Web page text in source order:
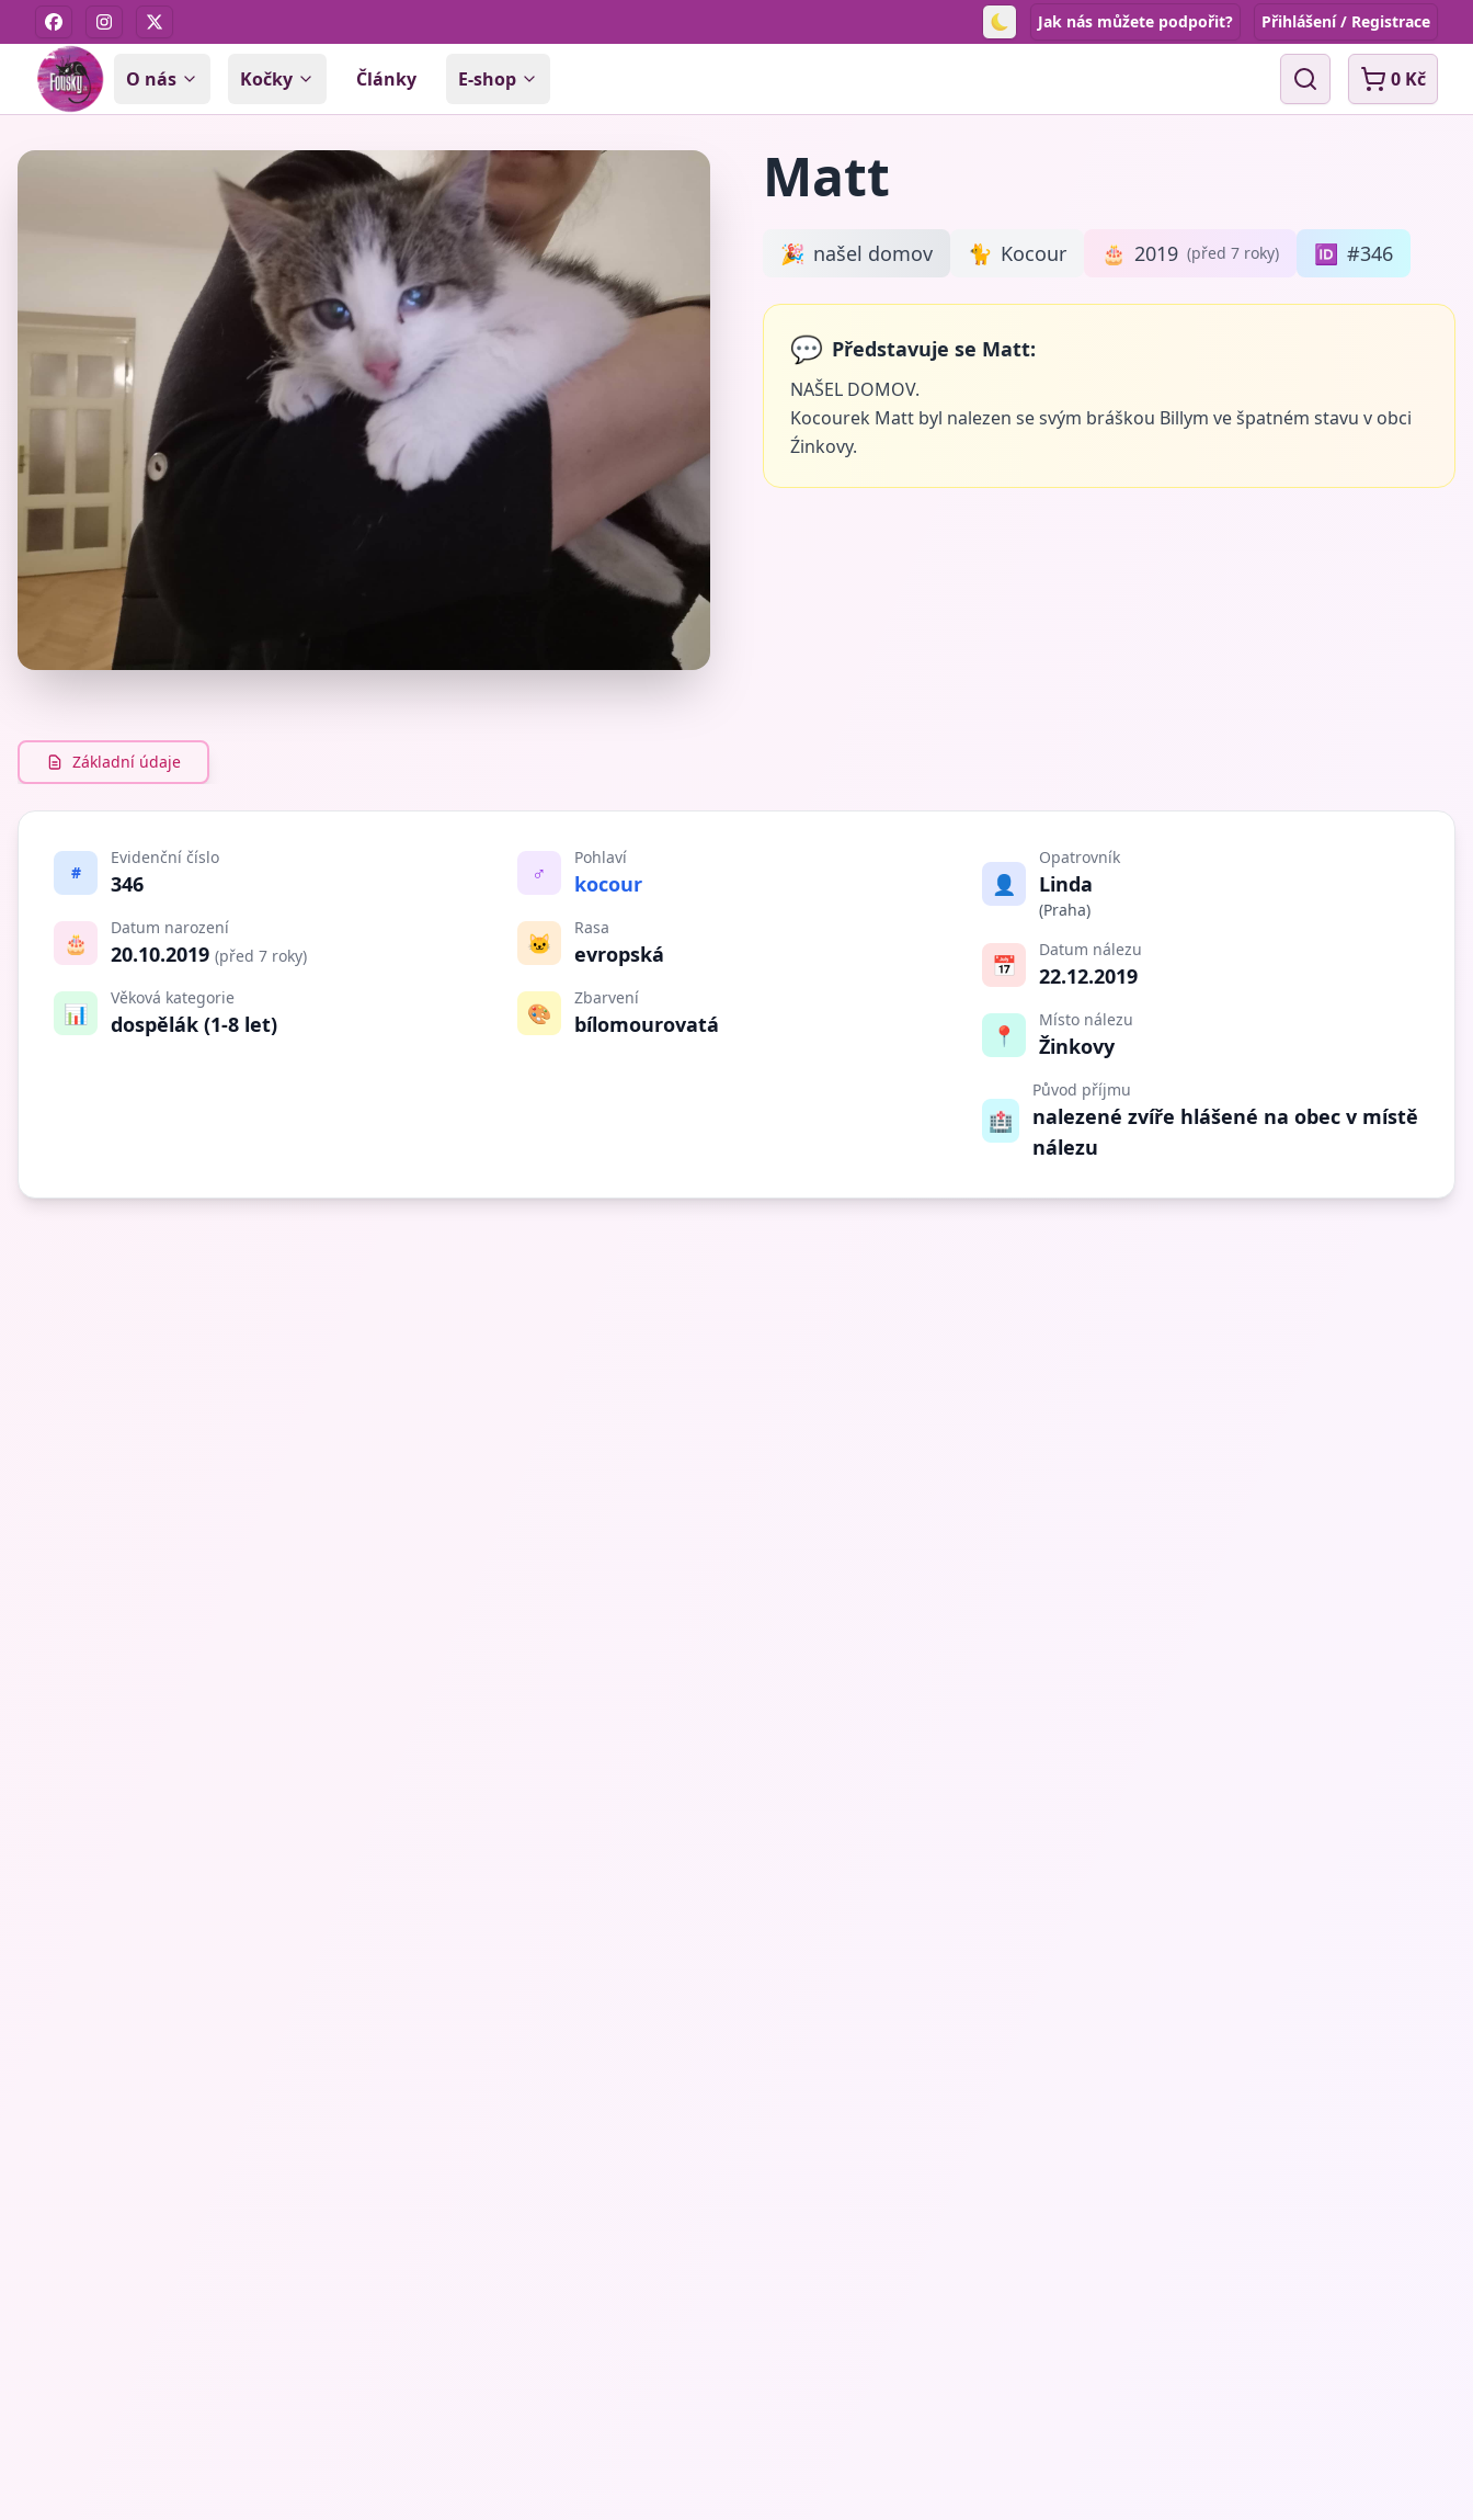
FacebookInstagram
X Toggle theme
Jak nás můžete podpořit? Přihlášení / Registrace
O nás Kočky Články E-shop Vyhledávání0 Kč
Matt
🎉 našel domov 🐈 Kocour 🎂 2019 (před 7 roky) 🆔 #346
💬 Představuje se Matt:
NAŠEL DOMOV.
Kocourek Matt byl nalezen se svým bráškou Billym ve špatném stavu v obci
Źinkovy.
Základní údaje
#
Evidenční číslo
346
🎂
Datum narození
20.10.2019 (před 7 roky)
📊
Věková kategorie
dospělák (1-8 let)
♂️
Pohlaví
kocour
🐱
Rasa
evropská
🎨
Zbarvení
bílomourovatá
👤
Opatrovník
Linda
(Praha)
📅
Datum nálezu
22.12.2019
📍
Místo nálezu
Žinkovy
🏥
Původ příjmu
nalezené zvíře hlášené na obec v místě
nálezu